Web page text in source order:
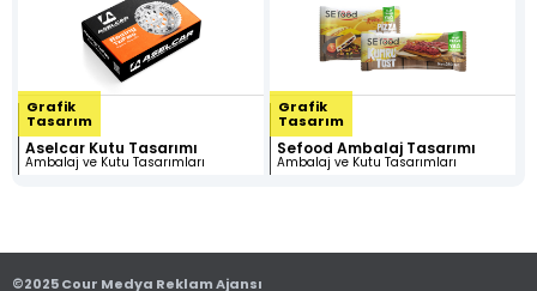
Aselcar Kutu Tasarımı
Ambalaj ve Kutu Tasarımları
Grafik
Tasarım
Sefood Ambalaj Tasarımı
Ambalaj ve Kutu Tasarımları
Grafik
Tasarım
©2025 Cour Medya Reklam Ajansı